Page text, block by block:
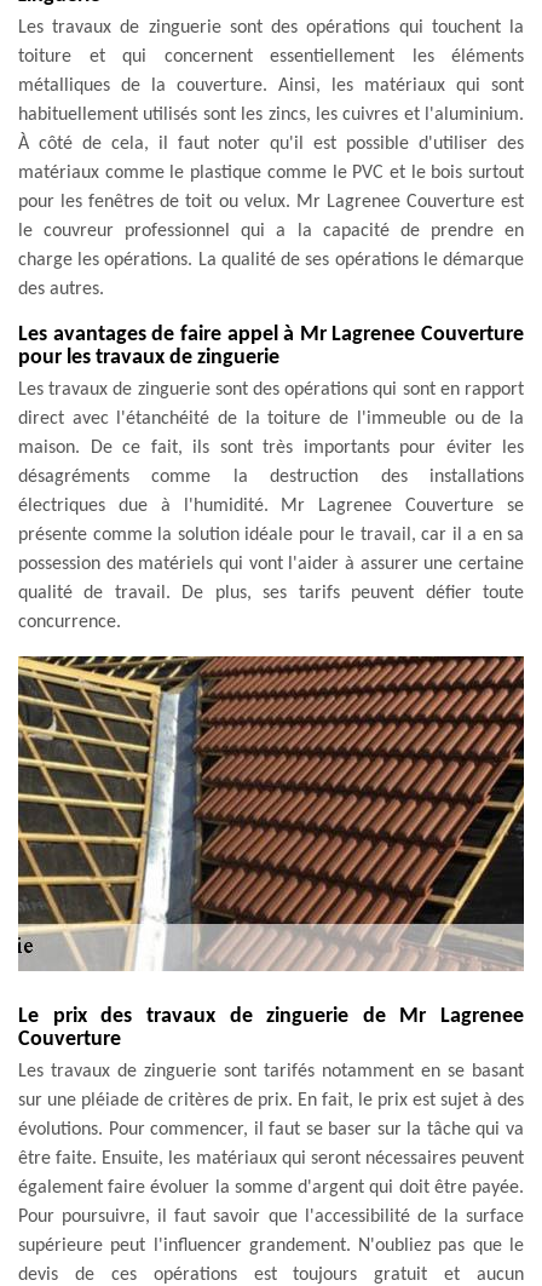
Les travaux de zinguerie sont des opérations qui touchent la
toiture et qui concernent essentiellement les éléments
métalliques de la couverture. Ainsi, les matériaux qui sont
habituellement utilisés sont les zincs, les cuivres et l'aluminium.
À côté de cela, il faut noter qu'il est possible d'utiliser des
matériaux comme le plastique comme le PVC et le bois surtout
pour les fenêtres de toit ou velux. Mr Lagrenee Couverture est
le couvreur professionnel qui a la capacité de prendre en
charge les opérations. La qualité de ses opérations le démarque
des autres.
Les avantages de faire appel à Mr Lagrenee Couverture
pour les travaux de zinguerie
Les travaux de zinguerie sont des opérations qui sont en rapport
direct avec l'étanchéité de la toiture de l'immeuble ou de la
maison. De ce fait, ils sont très importants pour éviter les
désagréments comme la destruction des installations
électriques due à l'humidité. Mr Lagrenee Couverture se
présente comme la solution idéale pour le travail, car il a en sa
possession des matériels qui vont l'aider à assurer une certaine
qualité de travail. De plus, ses tarifs peuvent défier toute
concurrence.
Le prix des travaux de zinguerie de Mr Lagrenee
Couverture
Les travaux de zinguerie sont tarifés notamment en se basant
sur une pléiade de critères de prix. En fait, le prix est sujet à des
évolutions. Pour commencer, il faut se baser sur la tâche qui va
être faite. Ensuite, les matériaux qui seront nécessaires peuvent
également faire évoluer la somme d'argent qui doit être payée.
Pour poursuivre, il faut savoir que l'accessibilité de la surface
supérieure peut l'influencer grandement. N'oubliez pas que le
devis de ces opérations est toujours gratuit et aucun